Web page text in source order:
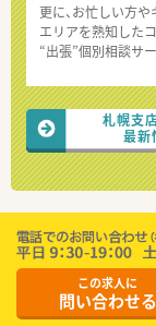
更に、お忙しい方
エリアを熟知した
“出張”個別相談サ
札幌支
最新
この求人に
問い合わせる